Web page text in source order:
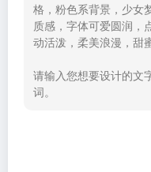
格，粉色系背景，少女
质感，字体可爱圆润，
动活泼，柔美浪漫，甜
请输入您想要设计的文
词。